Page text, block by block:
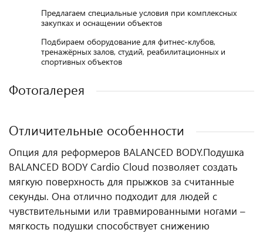
Предлагаем специальные условия при комплексных
закупках и оснащении объектов
Подбираем оборудование для фитнес-клубов,
тренажёрных залов, студий, реабилитационных и
спортивных объектов
Фотогалерея
Отличительные особенности
Опция для реформеров BALANCED BODY.Подушка
BALANCED BODY Cardio Cloud позволяет создать
мягкую поверхность для прыжков за считанные
секунды. Она отлично подходит для людей с
чувствительными или травмированными ногами –
мягкость подушки способствует снижению